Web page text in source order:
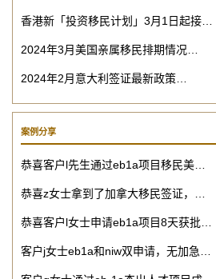
香港新「投资移民计划」3月1日起接…
2024年3月美国亲属移民排期情况…
2024年2月意大利签证最新政策…
案例分享
恭喜客户l先生通过eb1a项目移民美…
恭喜z女士拿到了加拿大移民签证，…
恭喜客户l女士申请eb1a项目8天获批…
客户j女士eb1a和niw双申请，无加急…